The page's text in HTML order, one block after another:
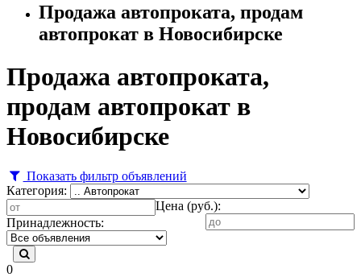
Продажа автопроката, продам
автопрокат в Новосибирске
Продажа автопроката,
продам автопрокат в
Новосибирске
Показать фильтр объявлений
Категория:
Цена (руб.):
Принадлежность:
0